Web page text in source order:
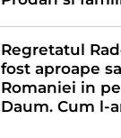
Regretatul
fost aproape
Romaniei in
Daum. Cum l-